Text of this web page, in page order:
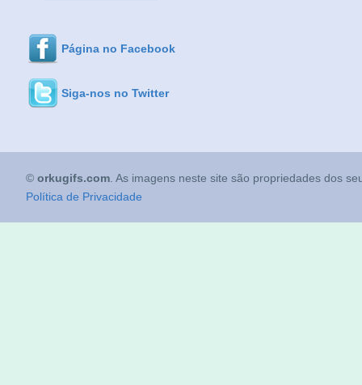
Página no Facebook
Siga-nos no Twitter
© orkugifs.com . As imagens neste site são propriedades dos
Política de Privacidade